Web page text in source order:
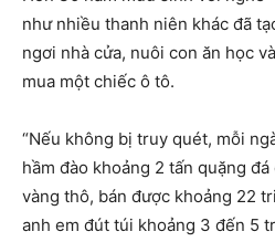
như nhiều thanh niên khác đã
ngơi nhà cửa, nuôi con ăn học
mua một chiếc ô tô.
“Nếu không bị truy quét, mỗi
hầm đào khoảng 2 tấn quặng
vàng thô, bán được khoảng 22
anh em đút túi khoảng 3 đến 5